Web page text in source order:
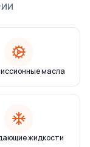
масла
жидкости